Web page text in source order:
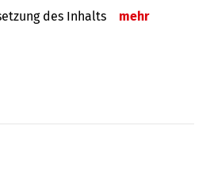
des Inhalts mehr